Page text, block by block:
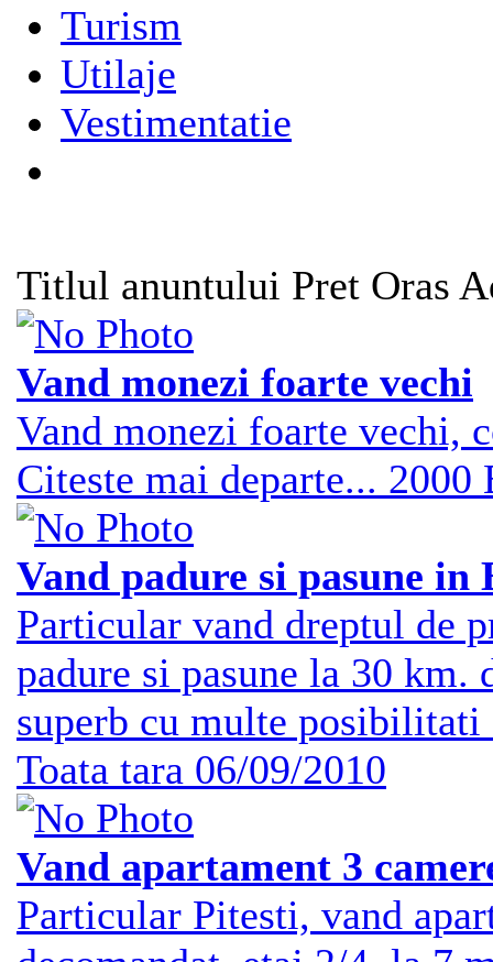
Turism
Utilaje
Vestimentatie
Titlul anuntului Pret Oras
Vand monezi foarte vechi
Vand monezi foarte vechi,
Citeste mai departe... 2000
Vand padure si pasune in
Particular vand dreptul de
padure si pasune la 30
superb cu multe
Toata tara 06/09/2010
Vand apartament 3
Particular Pitesti, vand